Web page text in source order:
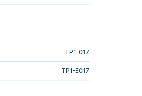
TP1-017
TP1-E017